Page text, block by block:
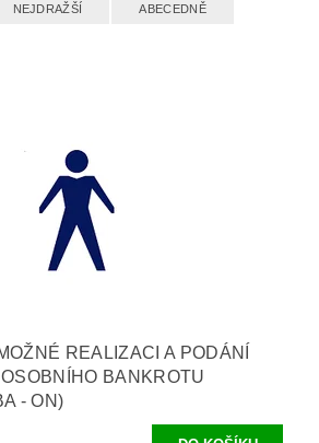
NEJDRAŽŠÍ ABECEDNĚ
REALIZACI A PODÁNÍ
BANKROTU
- ON)